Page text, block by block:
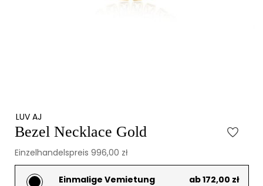
LUV AJ
Bezel Necklace Gold
Einzelhandelspreis 996,00 zł
Einmalige Vemietung
ab 172,00 zł